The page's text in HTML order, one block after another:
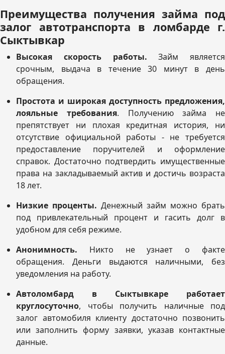
Преимущества получения займа под
залог автотранспорта в ломбарде г.
Сыктывкар
Высокая скорость работы. Займ является
срочным, выдача в течение 30 минут в день
обращения.
Простота и широкая доступность предложения,
лояльные требования. Получению займа не
препятствует ни плохая кредитная история, ни
отсутствие официальной работы - не требуется
предоставление поручителей и оформление
справок. Достаточно подтвердить имущественные
права на закладываемый актив и достичь возраста
18 лет.
Низкие проценты. Денежный займ можно брать
под привлекательный процент и гасить долг в
удобном для себя режиме.
Анонимность. Никто не узнает о факте
обращения. Деньги выдаются наличными, без
уведомления на работу.
Автоломбард в Сыктывкаре работает
круглосуточно, чтобы получить наличные под
залог автомобиля клиенту достаточно позвонить
или заполнить форму заявки, указав контактные
данные.